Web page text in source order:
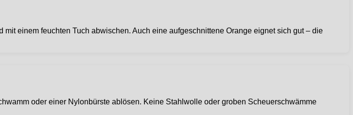
einem feuchten Tuch abwischen. Auch eine aufgeschnittene Orange eignet sich gut – die
oder einer Nylonbürste ablösen. Keine Stahlwolle oder groben Scheuerschwämme